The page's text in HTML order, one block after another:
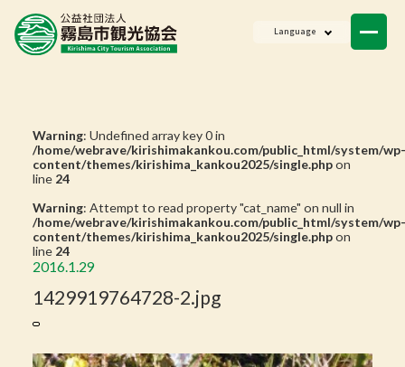
Language
Warning: Undefined array key 0 in
/home/webrave/kirishimakankou.com/public_html/system/wp-
content/themes/kirishima_kankou2025/single.phpon
line 24
Warning: Attempt to read property "cat_name" on null in
/home/webrave/kirishimakankou.com/public_html/system/wp-
content/themes/kirishima_kankou2025/single.phpon
line 24
2016.1.29
1429919764728-2.jpg